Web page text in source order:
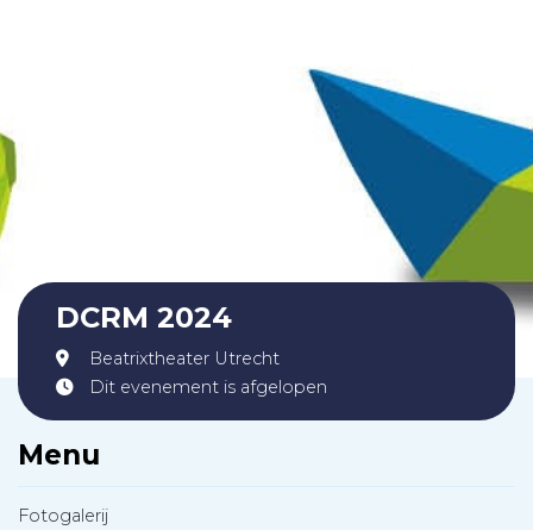
DCRM 2024
Beatrixtheater Utrecht
Dit evenement is afgelopen
Menu
Fotogalerij